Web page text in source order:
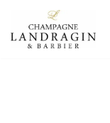
Avançar